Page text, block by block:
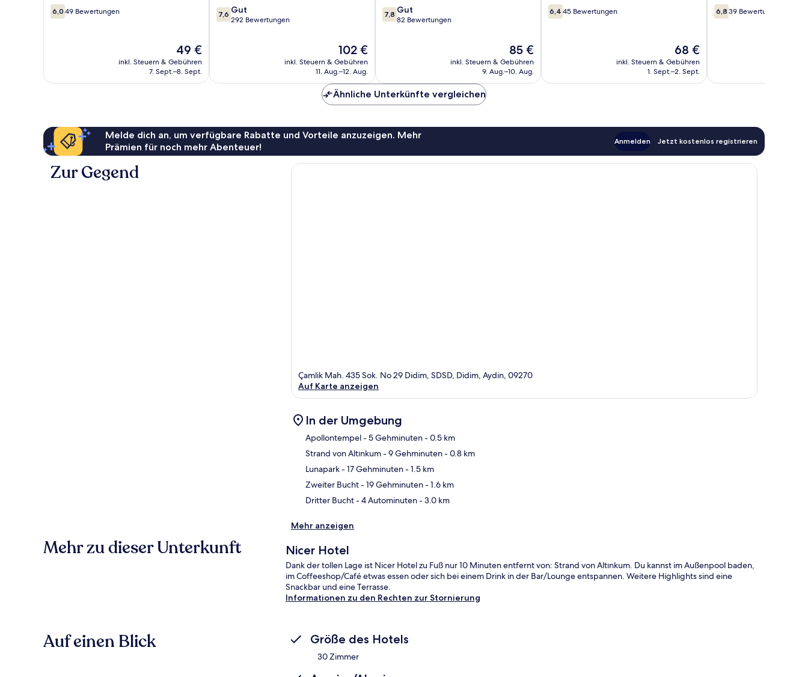
6.0
von
6,0 49 Bewertungen
Der
Preis
beträgt
49 €
inkl. Steuern & Gebühren
7. Sept.–8. Sept.
7.6
von
7,6 Gut
292 Bewertungen
Der
Preis
beträgt
102 €
inkl. Steuern & Gebühren
11. Aug.–12. Aug.
7.8
von
7,8 Gut
82 Bewertungen
Der
Preis
beträgt
85 €
inkl. Steuern & Gebühren
9. Aug.–10. Aug.
6.4
von
6,4 45 Bewertungen
Der
Preis
beträgt
68 €
inkl. Steuern & Gebühren
1. Sept.–2. Sept.
6.8
von
6,8 39 Bewertungen
Ähnliche Unterkünfte vergleichen
Melde dich an, um verfügbare Rabatte und Vorteile anzuzeigen. Mehr
Prämien für noch mehr Abenteuer!
Anmelden Jetzt kostenlos registrieren
Zur Gegend
Çamlik Mah. 435 Sok. No 29 Didim, SDSD, Didim, Aydin, 09270
Auf Karte anzeigen
In der Umgebung
Apollontempel- 5 Gehminuten- 0.5 km
Strand von Altınkum- 9 Gehminuten- 0.8 km
Lunapark- 17 Gehminuten- 1.5 km
Zweiter Bucht- 19 Gehminuten- 1.6 km
Dritter Bucht- 4 Autominuten- 3.0 km
Mehr anzeigen
Mehr zu dieser Unterkunft Nicer Hotel
Dank der tollen Lage ist Nicer Hotel zu Fuß nur 10 Minuten entfernt von: Strand von Altınkum. Du kannst im Außenpool baden,
im Coffeeshop/Café etwas essen oder sich bei einem Drink in der Bar/Lounge entspannen. Weitere Highlights sind eine
Snackbar und eine Terrasse.
Informationen zu den Rechten zur Stornierung
Auf einen Blick Größe des Hotels
30 Zimmer